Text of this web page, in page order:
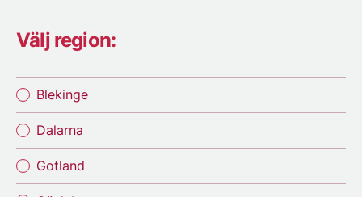
Välj region:
Blekinge
Dalarna
Gotland